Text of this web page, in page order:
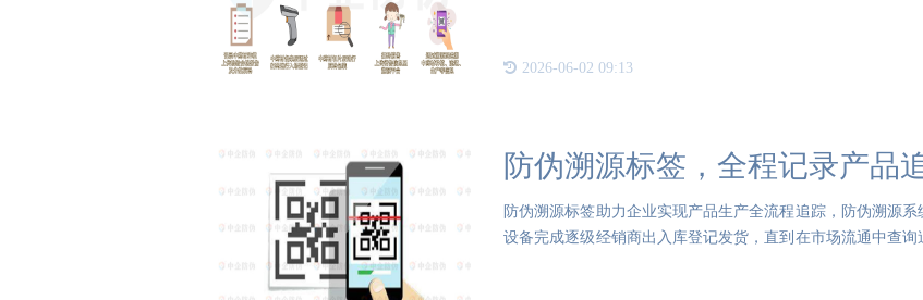
2026-06-02 09:13
防伪溯源标签，全程记录产品
防伪溯源标签助力企业实现产品生产全流程追踪，防伪溯源
设备完成逐级经销商出入库登记发货，直到在市场流通中查